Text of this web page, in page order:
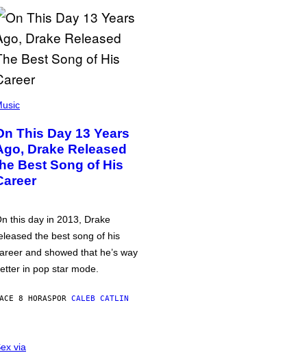
This Day 13 Years
Drake Released
Best Song of His
this day in 2013, Drake
the best song of his
and showed that he’s way
in pop star mode.
8 HORASPOR CALEB CATLIN
via